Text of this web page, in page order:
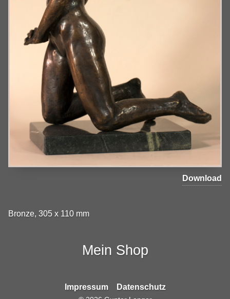
Download
Bronze, 305 x 110 mm
Impressum Datenschutz
Mein Shop